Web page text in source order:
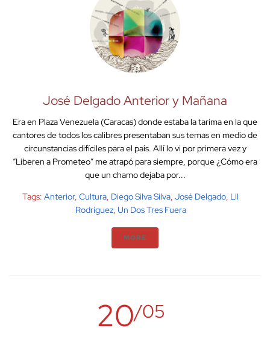
José Delgado Anterior y Mañana
Era en Plaza Venezuela (Caracas) donde estaba la tarima en la que
cantores de todos los calibres presentaban sus temas en medio de
circunstancias difíciles para el país. Allí lo vi por primera vez y
“Liberen a Prometeo” me atrapó para siempre, porque ¿Cómo era
que un chamo dejaba por...
Tags: Anterior, Cultura, Diego Silva Silva, José Delgado, Lil
Rodriguez, Un Dos Tres Fuera
MORE
20/05